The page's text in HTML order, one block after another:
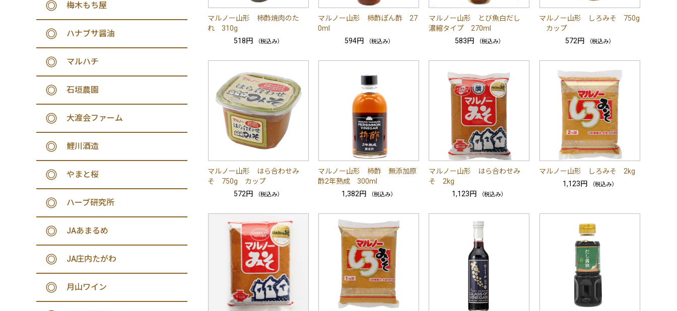
マルノー山形 柿酢焼肉のた
れ 310g
518円
（税込み）
マルノー山形 柿酢ぽん酢 27
0ml
594円
（税込み）
マルノー山形 とび魚白だし
濃縮タイプ 270ml
583円
（税込み）
マルノー山形 しろみそ 750g
カップ
572円
（税込み）
マルノー山形 はら合わせみ
そ 750g カップ
572円
（税込み）
マルノー山形 柿酢 無添加原
酢2年熟成 300ml
1,382円
（税込み）
マルノー山形 はら合わせみ
そ 2kg
1,123円
（税込み）
マルノー山形 しろみそ 2kg
1,123円
（税込み）
梅木もち屋
ハナブサ醤油
マルハチ
石垣農園
大渡会ファーム
鯉川酒造
やまと桜
ハーブ研究所
JAあまるめ
JA庄内たがわ
月山ワイン